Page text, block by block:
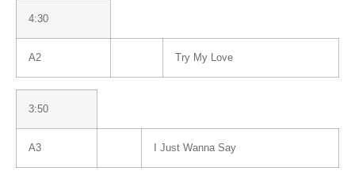
4:30
A2 Try My Love
3:50
A3 I Just Wanna Say